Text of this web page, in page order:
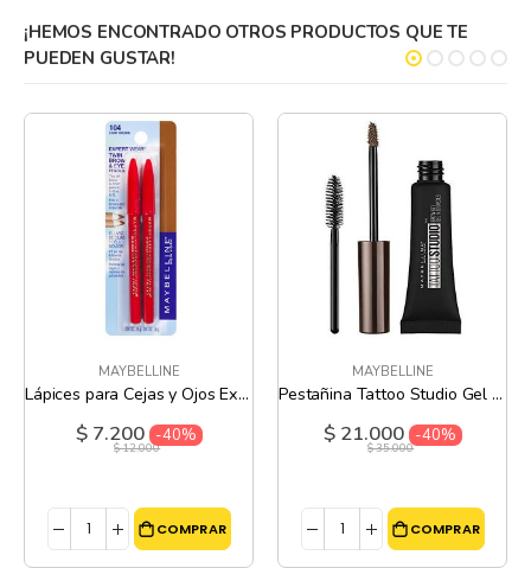
¡HEMOS ENCONTRADO OTROS PRODUCTOS QUE TE
PUEDEN GUSTAR!
MAYBELLINE
Lápices para Cejas y Ojos Expert Wear Twin Brow y Eye 104 Light Brown Maybelline 0,3 Oz
$ 12.000
Precio
especial
$ 7.200 -40%
COMPRAR
MAYBELLINE
Pestañina Tattoo Studio Gel 257 Medium Brown Maybelline - 6.8 ML
$ 35.000
Precio
especial
$ 21.000 -40%
COMPRAR